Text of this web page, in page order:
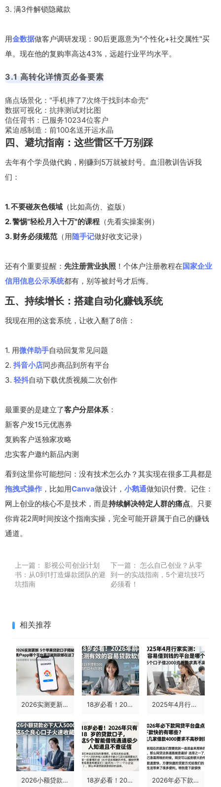
3. 满3件解锁隐藏款
用金数据做客户调研发现：90后更愿意为"个性化+社交属性"买
单。现在他的复购率高达43%，远超行业平均水平。
3.1 高转化详情页必备要素
痛点场景化："手机摔了7次终于找到本命壳"
数据可视化：抗摔测试对比图
信任背书：已服务10234位客户
紧迫感制造：前100名送开运水晶
四、避坑指南：这些雷区千万别踩
去年有个学员做代购，刚赚到5万就被封号。血泪教训告诉我
们：
1. 不要碰灰色领域 （比如高仿、盗版）
2. 警惕"轻松月入十万"的课程 （先看实操案例）
3. 财务必须规范（用随手记做好收支记录）
还有个重要提醒： 先注册营业执照 ！个体户注册教程在国家企业
信用信息公示系统都有，别等被封号才后悔。
五、持续增长：搭建自动化赚钱系统
我现在用的这套系统，让收入翻了8倍：
1. 用微伴助手自动回复常见问题
2. 抖音小店同步商品到所有平台
3. 轻抖自动下载优质视频二次创作
最重要的是建立了客户分层体系：
新客户发15元优惠券
复购客户送独家攻略
忠实客户邀约新品内测
看到这里你可能想问：没有技术怎么办？其实现在很多工具都是
拖拽式操作 ，比如用Canva做设计， 小鹅通做知识付费。记住：
网上创业的核心不是技术，而是持续解决特定人群的痛点。只要
你肯花2周时间按这个指南实操，完全可能开辟属于自己的赚钱
通道。
上一篇： 影视公司创业计划
书：从0到1打造爆款团队的避
坑指南
下一篇： 怎么自己创业？从零
到一的实战指南，5个避坑技巧
必须看！
相关推荐
2026实测更新！5个苹果ID贷款口子揭秘，黑户app哪个平台真正能借到款的都在这了 18岁必看！2026年前实测有效的容易贷款软件，这些18岁借款500容易的口子已归档 2025年4月行家实测：最容易借到钱的平台是哪个？这5个口子借2000资质要求真不高
2026小额贷款必下人人5000！这5个良心口子火速收藏 18岁必看！2026年只有18岁的贷款口子，这5个智能借钱通道极少人知道且不查征信 2026年必下款网贷平台盘点：下款快的有哪些？这几家借款4000要求不高秒到账